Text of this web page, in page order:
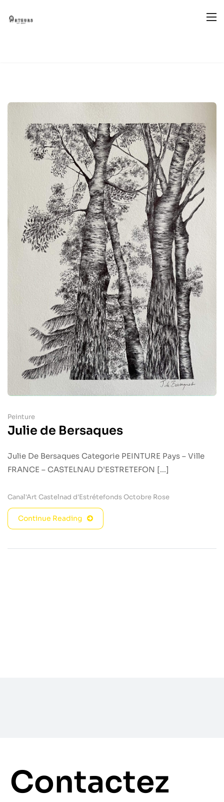
Peinture
Julie de Bersaques
Julie De Bersaques Categorie PEINTURE Pays – Ville
FRANCE – CASTELNAU D’ESTRETEFON [...]
Canal'Art Castelnad d'EstrétefondsOctobre Rose
Continue Reading
Contactez